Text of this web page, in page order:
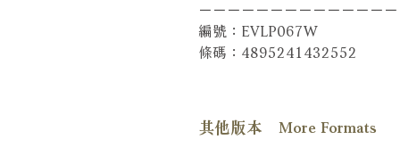
－－－－－－－－－－－－－
編號：EVLP067W
條碼：4895241432552
其他版本 More Formats